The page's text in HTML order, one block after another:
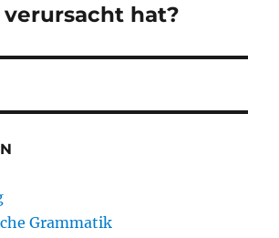
verursacht hat?
Grammatik